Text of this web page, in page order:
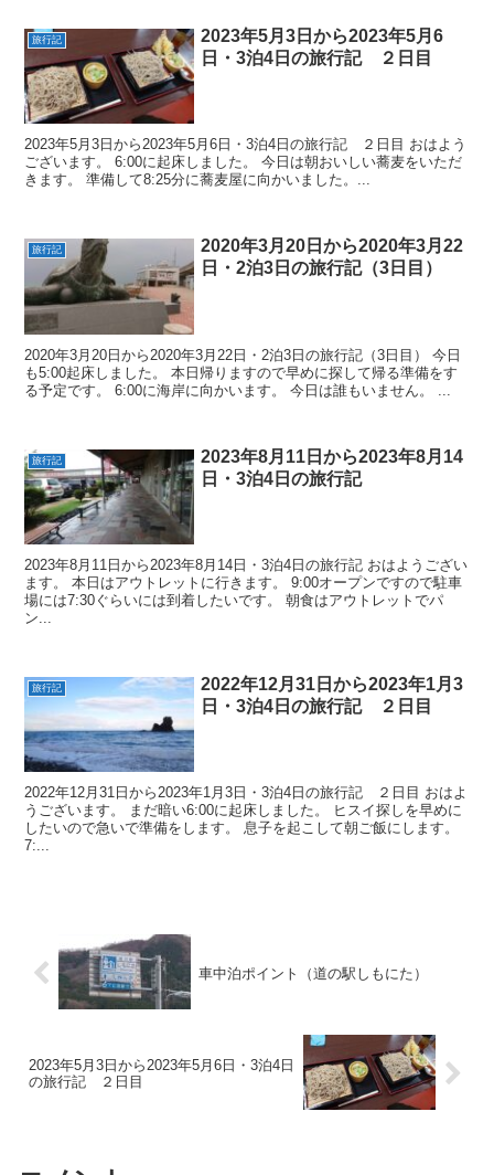
旅行記
2023年5月3日から2023年5月6
日・3泊4日の旅行記 ２日目
2023年5月3日から2023年5月6日・3泊4日の旅行記 ２日目 おはよう
ございます。 6:00に起床しました。 今日は朝おいしい蕎麦をいただ
きます。 準備して8:25分に蕎麦屋に向かいました。...
旅行記
2020年3月20日から2020年3月22
日・2泊3日の旅行記（3日目）
2020年3月20日から2020年3月22日・2泊3日の旅行記（3日目） 今日
も5:00起床しました。 本日帰りますので早めに探して帰る準備をす
る予定です。 6:00に海岸に向かいます。 今日は誰もいません。 ...
旅行記
2023年8月11日から2023年8月14
日・3泊4日の旅行記
2023年8月11日から2023年8月14日・3泊4日の旅行記 おはようござい
ます。 本日はアウトレットに行きます。 9:00オープンですので駐車
場には7:30ぐらいには到着したいです。 朝食はアウトレットでパ
ン...
旅行記
2022年12月31日から2023年1月3
日・3泊4日の旅行記 ２日目
2022年12月31日から2023年1月3日・3泊4日の旅行記 ２日目 おはよ
うございます。 まだ暗い6:00に起床しました。 ヒスイ探しを早めに
したいので急いで準備をします。 息子を起こして朝ご飯にします。
7:...
車中泊ポイント（道の駅しもにた）
2023年5月3日から2023年5月6日・3泊4日
の旅行記 ２日目